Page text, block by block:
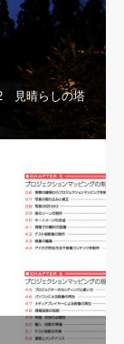
見晴らしの塔